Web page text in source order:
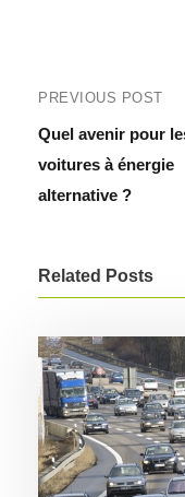
PREVIOUS POST
Quel avenir pour
voitures à énergie
alternative ?
Related Posts